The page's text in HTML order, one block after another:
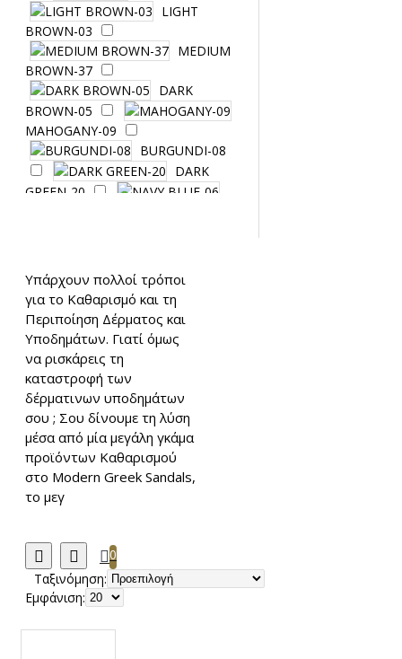
LIGHT
BROWN-03
MEDIUM
BROWN-37
DARK
BROWN-05
MAHOGANY-09
BURGUNDI-08
DARK
GREEN-20
BASE-11
WAX YELLOW-79
NEUTRAL-0
DARK
BROWN-6
17
MEDIUM
BROWN-39
COGNAC-49
Υπάρχουν πολλοί τρόποι
για το Καθαρισμό και τη
Περιποίηση Δέρματος και
Υποδημάτων. Γιατί όμως
να ρισκάρεις τη
καταστροφή των
δέρματινων υποδημάτων
σου ; Σου δίνουμε τη λύση
μέσα από μία μεγάλη γκάμα
προϊόντων Καθαρισμού
στο Modern Greek Sandals,
τo μεγ
0
Ταξινόμηση:
Εμφάνιση: